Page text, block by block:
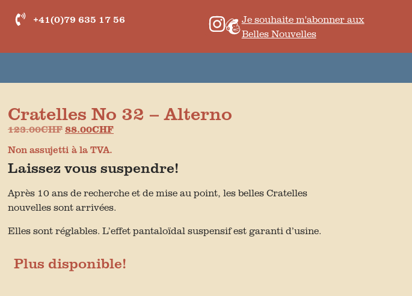
+41(0)79 635 17 56
Je souhaite m'abonner aux
Belles Nouvelles
Cratelles No 32 – Alterno
123.00CHF88.00CHF
Non assujetti à la TVA.
Laissez vous suspendre!
Après 10 ans de recherche et de mise au point, les belles Cratelles
nouvelles sont arrivées.
Elles sont réglables. L’effet pantaloïdal suspensif est garanti d’usine.
Plus disponible!